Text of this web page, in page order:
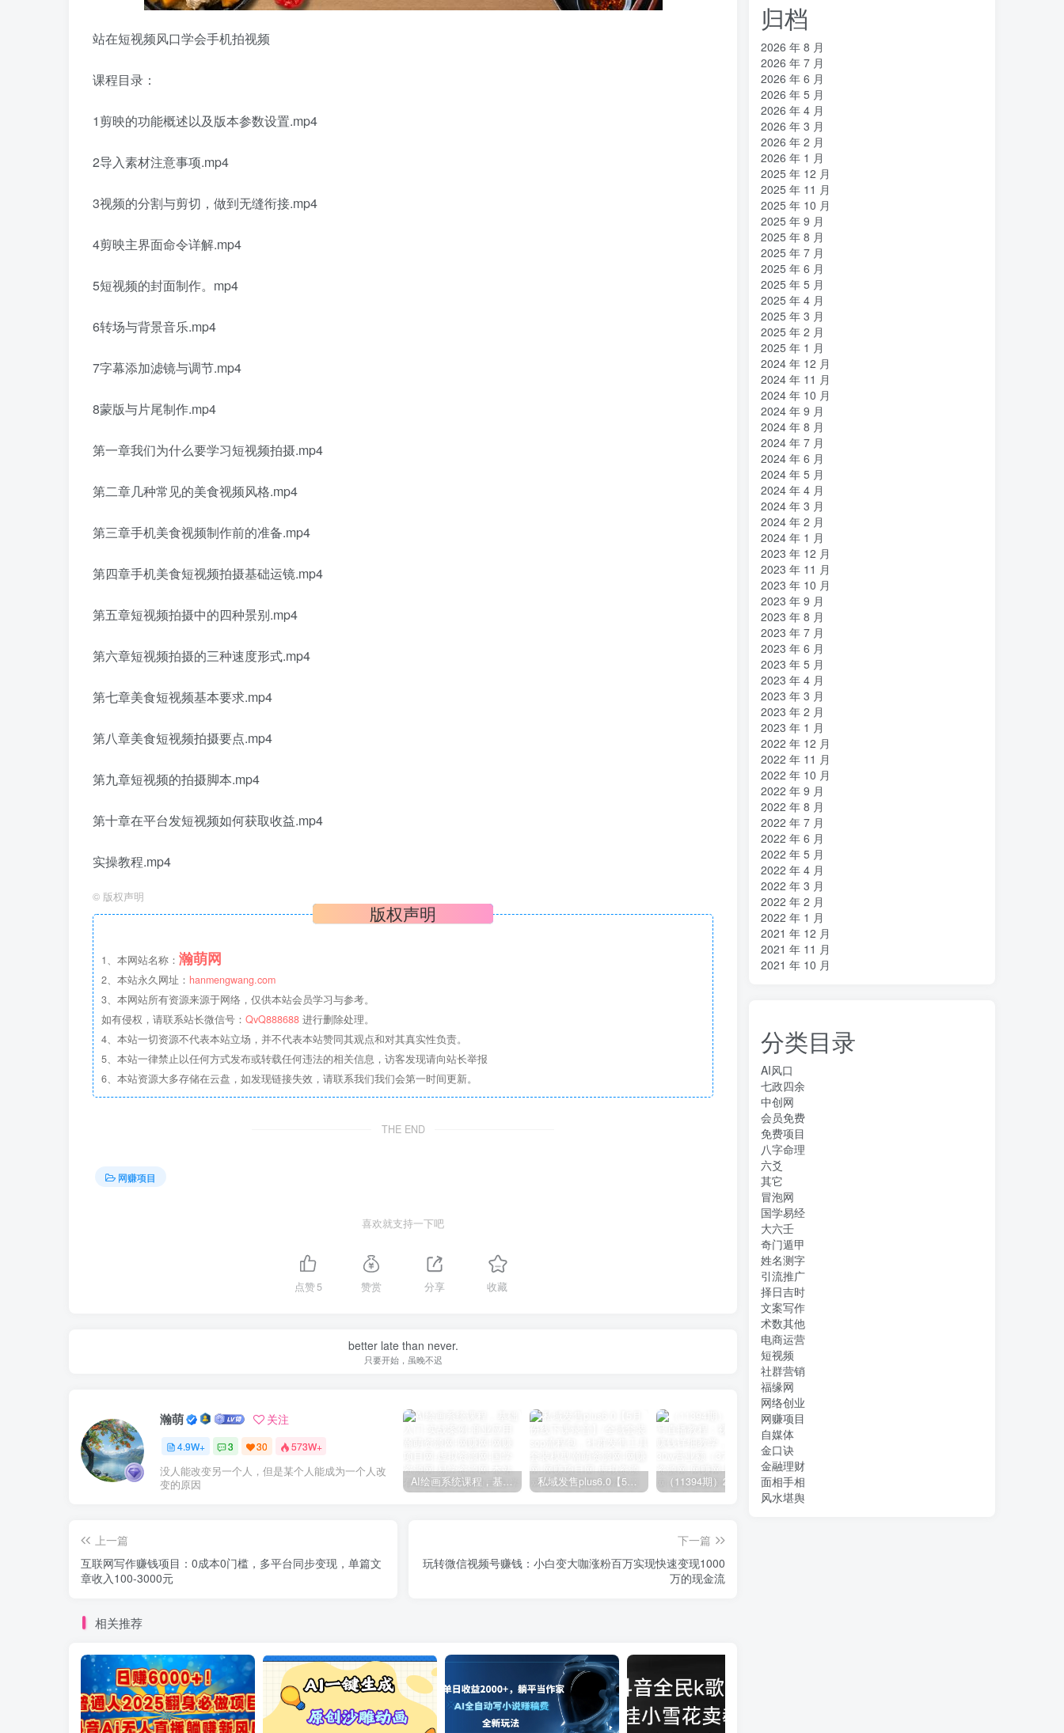
站在短视频风口学会手机拍视频
课程目录：
1剪映的功能概述以及版本参数设置.mp4
2导入素材注意事项.mp4
3视频的分割与剪切，做到无缝衔接.mp4
4剪映主界面命令详解.mp4
5短视频的封面制作。mp4
6转场与背景音乐.mp4
7字幕添加滤镜与调节.mp4
8蒙版与片尾制作.mp4
第一章我们为什么要学习短视频拍摄.mp4
第二章几种常见的美食视频风格.mp4
第三章手机美食视频制作前的准备.mp4
第四章手机美食短视频拍摄基础运镜.mp4
第五章短视频拍摄中的四种景别.mp4
第六章短视频拍摄的三种速度形式.mp4
第七章美食短视频基本要求.mp4
第八章美食短视频拍摄要点.mp4
第九章短视频的拍摄脚本.mp4
第十章在平台发短视频如何获取收益.mp4
实操教程.mp4
© 版权声明
版权声明
1、本网站名称： 瀚萌网
2、本站永久网址： hanmengwang.com
3、本网站所有资源来源于网络，仅供本站会员学习与参考。
如有侵权，请联系站长微信号： QvQ888688 进行删除处理。
4、本站一切资源不代表本站立场，并不代表本站赞同其观点和对其真实性负责。
5、本站一律禁止以任何方式发布或转载任何违法的相关信息，访客发现请向站长举报
6、本站资源大多存储在云盘，如发现链接失效，请联系我们我们会第一时间更新。
THE END
网赚项目
喜欢就支持一下吧
点赞5 赞赏 分享 收藏
better late than never.
只要开始，虽晚不迟
瀚萌 关注
4.9W+ 3 30 573W+
没人能改变另一个人，但是某个人能成为一个人改
变的原因
AI绘画系统课程，基础入门-实战案例-商业应用 私域发售plus6.0【5月份线下课录音】/全域套装sop流程包，社群发售工具套装模型 （11394期）2024视频号直播教程：视频号如何赚钱详细教学，一场直播30w营业额（37节）
上一篇
互联网写作赚钱项目：0成本0门槛，多平台同步变现，单篇文
章收入100-3000元
下一篇
玩转微信视频号赚钱：小白变大咖涨粉百万实现快速变现1000
万的现金流
相关推荐
归档
2026 年 8 月
2026 年 7 月
2026 年 6 月
2026 年 5 月
2026 年 4 月
2026 年 3 月
2026 年 2 月
2026 年 1 月
2025 年 12 月
2025 年 11 月
2025 年 10 月
2025 年 9 月
2025 年 8 月
2025 年 7 月
2025 年 6 月
2025 年 5 月
2025 年 4 月
2025 年 3 月
2025 年 2 月
2025 年 1 月
2024 年 12 月
2024 年 11 月
2024 年 10 月
2024 年 9 月
2024 年 8 月
2024 年 7 月
2024 年 6 月
2024 年 5 月
2024 年 4 月
2024 年 3 月
2024 年 2 月
2024 年 1 月
2023 年 12 月
2023 年 11 月
2023 年 10 月
2023 年 9 月
2023 年 8 月
2023 年 7 月
2023 年 6 月
2023 年 5 月
2023 年 4 月
2023 年 3 月
2023 年 2 月
2023 年 1 月
2022 年 12 月
2022 年 11 月
2022 年 10 月
2022 年 9 月
2022 年 8 月
2022 年 7 月
2022 年 6 月
2022 年 5 月
2022 年 4 月
2022 年 3 月
2022 年 2 月
2022 年 1 月
2021 年 12 月
2021 年 11 月
2021 年 10 月
分类目录
AI风口
七政四余
中创网
会员免费
免费项目
八字命理
六爻
其它
冒泡网
国学易经
大六壬
奇门遁甲
姓名测字
引流推广
择日吉时
文案写作
术数其他
电商运营
短视频
社群营销
福缘网
网络创业
网赚项目
自媒体
金口诀
金融理财
面相手相
风水堪舆